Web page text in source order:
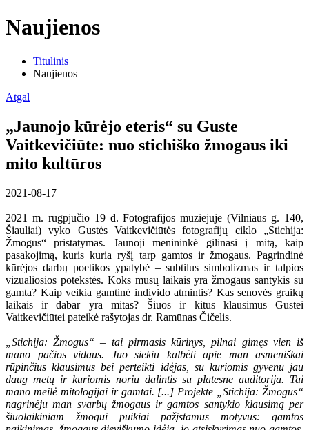
Naujienos
Titulinis
Naujienos
Atgal
„Jaunojo kūrėjo eteris“ su Guste
Vaitkevičiūte: nuo stichiško žmogaus iki
mito kultūros
2021-08-17
2021 m. rugpjūčio 19 d. Fotografijos muziejuje (Vilniaus g. 140,
Šiauliai) vyko Gustės Vaitkevičiūtės fotografijų ciklo „Stichija:
Žmogus“ pristatymas. Jaunoji menininkė gilinasi į mitą, kaip
pasakojimą, kuris kuria ryšį tarp gamtos ir žmogaus. Pagrindinė
kūrėjos darbų poetikos ypatybė – subtilus simbolizmas ir talpios
vizualiosios potekstės. Koks mūsų laikais yra žmogaus santykis su
gamta? Kaip veikia gamtinė individo atmintis? Kas senovės graikų
laikais ir dabar yra mitas? Šiuos ir kitus klausimus Gustei
Vaitkevičiūtei pateikė rašytojas dr. Ramūnas Čičelis.
„Stichija: Žmogus“ – tai pirmasis kūrinys, pilnai gimęs vien iš
mano pačios vidaus. Juo siekiu kalbėti apie man asmeniškai
rūpinčius klausimus bei perteikti idėjas, su kuriomis gyvenu jau
daug metų ir kuriomis noriu dalintis su platesne auditorija. Tai
mano meilė mitologijai ir gamtai. [...] Projekte „Stichija: Žmogus“
nagrinėju man svarbų žmogaus ir gamtos santykio klausimą per
šiuolaikiniam žmogui puikiai pažįstamus motyvus: gamtos